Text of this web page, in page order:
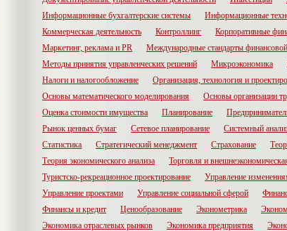
Информационные бухгалтерские системы
Информационные
Коммерческая деятельность
Контроллинг Корпоративные
Маркетинг, реклама и PR
Международные стандарты
Методы принятия управленческих решений
Микроэкономика
Налоги и налогообложение
Организация, технология и
Основы математического моделирования
Основы организации
Оценка стоимости имущества
Планирование
Рынок ценных бумаг
Сетевое планирование Системный
Статистика
Стратегический менеджмент Страхование
Теория экономического анализа
Торговля и
Туристско-рекреационное проектирование
Управление
Управление проектами
Управление социальной сферой
Финансы и кредит
Ценообразование Эконометрика
Экономика отраслевых рынков
Экономика предприятия